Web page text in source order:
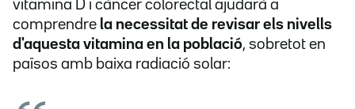
vitamina D i càncer colorectal ajudarà a
comprendre la necessitat de revisar els nivells
d'aquesta vitamina en la població, sobretot en
països amb baixa radiació solar: